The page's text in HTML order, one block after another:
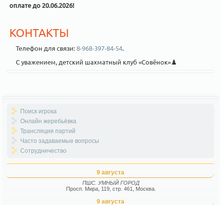
оплате до 20.06.2026!
КОНТАКТЫ
Телефон для связи:8-968-397-84-54.
С уважением, детский шахматный клуб «Совёнок»♟️
Поиск игрока
Онлайн жеребьёвка
Трансляция партий
Часто задаваемые вопросы
Сотрудничество
9 августа
ПШС. УМНЫЙ ГОРОД
Просп. Мира, 119, стр. 461, Москва.
9 августа